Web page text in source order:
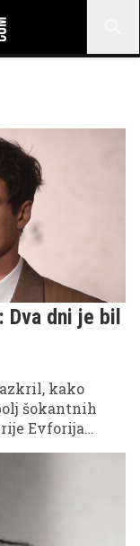
dni je bil
kako
šokantnih
Evforija
zaprt v krsti,